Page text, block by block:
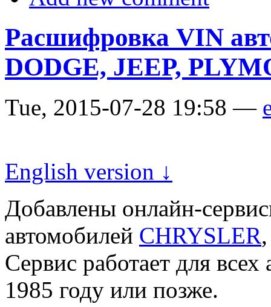
Расшифровка VIN
DODGE, JEEP,
Tue, 2015-07-28 19:58 —
English version ↓
Добавлены онлайн-
автомобилей CHRYSLER
Сервис работает для
1985 году или позже.